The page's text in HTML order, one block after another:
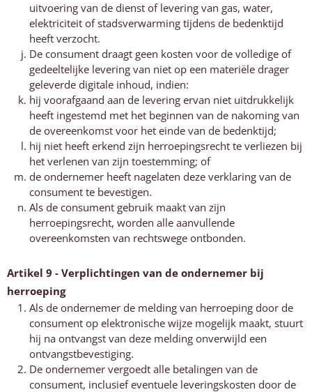
uitvoering van de dienst of levering van gas, water,
elektriciteit of stadsverwarming tijdens de bedenktijd
heeft verzocht.
De consument draagt geen kosten voor de volledige of
gedeeltelijke levering van niet op een materiële drager
geleverde digitale inhoud, indien:
hij voorafgaand aan de levering ervan niet uitdrukkelijk
heeft ingestemd met het beginnen van de nakoming van
de overeenkomst voor het einde van de bedenktijd;
hij niet heeft erkend zijn herroepingsrecht te verliezen bij
het verlenen van zijn toestemming; of
de ondernemer heeft nagelaten deze verklaring van de
consument te bevestigen.
Als de consument gebruik maakt van zijn
herroepingsrecht, worden alle aanvullende
overeenkomsten van rechtswege ontbonden.
Artikel 9 - Verplichtingen van de ondernemer bij
herroeping
Als de ondernemer de melding van herroeping door de
consument op elektronische wijze mogelijk maakt, stuurt
hij na ontvangst van deze melding onverwijld een
ontvangstbevestiging.
De ondernemer vergoedt alle betalingen van de
consument, inclusief eventuele leveringskosten door de